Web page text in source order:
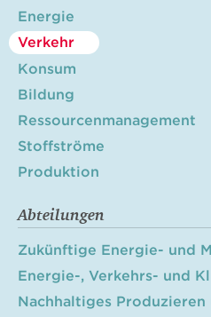
Energie
Verkehr
Konsum
Bildung
Ressourcenmanagement
Stoffströme
Produktion
Abteilungen
Zukünftige Energie- und
Energie-, Verkehrs- und
Nachhaltiges Produzieren